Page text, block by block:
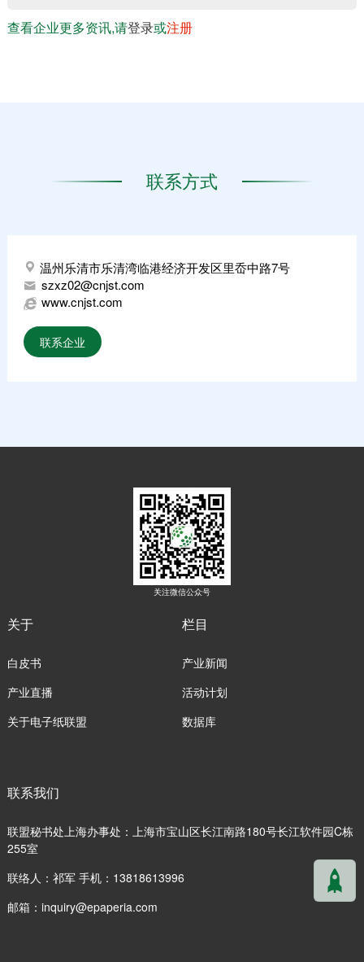
查看企业更多资讯,请登录或注册
联系方式
温州乐清市乐清湾临港经济开发区里岙中路7号
szxz02@cnjst.com
www.cnjst.com
联系企业
关注微信公众号
关于
白皮书
产业直播
关于电子纸联盟
栏目
产业新闻
活动计划
数据库
联系我们
联盟秘书处上海办事处：上海市宝山区长江南路180号长江软件园C栋
255室
联络人：祁军 手机：13818613996
邮箱： inquiry@epaperia.com